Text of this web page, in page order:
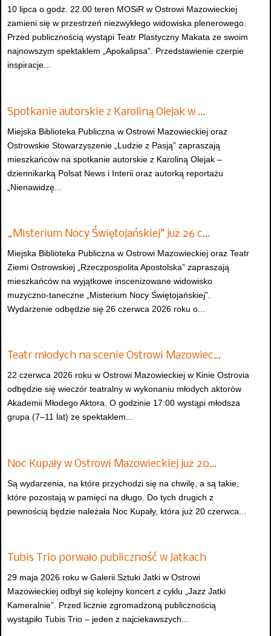
10 lipca o godz. 22.00 teren MOSiR w Ostrowi Mazowieckiej
zamieni się w przestrzeń niezwykłego widowiska plenerowego.
Przed publicznością wystąpi Teatr Plastyczny Makata ze swoim
najnowszym spektaklem „Apokalipsa”. Przedstawienie czerpie
inspiracje...
Spotkanie autorskie z Karoliną Olejak w …
Miejska Biblioteka Publiczna w Ostrowi Mazowieckiej oraz
Ostrowskie Stowarzyszenie „Ludzie z Pasją” zapraszają
mieszkańców na spotkanie autorskie z Karoliną Olejak –
dziennikarką Polsat News i Interii oraz autorką reportażu
„Nienawidzę...
„Misterium Nocy Świętojańskiej” już 26 c…
Miejska Biblioteka Publiczna w Ostrowi Mazowieckiej oraz Teatr
Ziemi Ostrowskiej „Rzeczpospolita Apostolska” zapraszają
mieszkańców na wyjątkowe inscenizowane widowisko
muzyczno-taneczne „Misterium Nocy Świętojańskiej”.
Wydarzenie odbędzie się 26 czerwca 2026 roku o...
Teatr młodych na scenie Ostrowi Mazowiec…
22 czerwca 2026 roku w Ostrowi Mazowieckiej w Kinie Ostrovia
odbędzie się wieczór teatralny w wykonaniu młodych aktorów
Akademii Młodego Aktora. O godzinie 17:00 wystąpi młodsza
grupa (7–11 lat) ze spektaklem...
Noc Kupały w Ostrowi Mazowieckiej już 20…
Są wydarzenia, na które przychodzi się na chwilę, a są takie,
które pozostają w pamięci na długo. Do tych drugich z
pewnością będzie należała Noc Kupały, która już 20 czerwca...
Tubis Trio porwało publiczność w Jatkach
29 maja 2026 roku w Galerii Sztuki Jatki w Ostrowi
Mazowieckiej odbył się kolejny koncert z cyklu „Jazz Jatki
Kameralnie”. Przed licznie zgromadzoną publicznością
wystąpiło Tubis Trio – jeden z najciekawszych...